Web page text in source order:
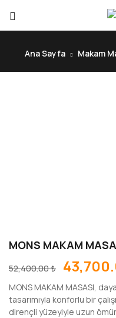
Ana Sayfa Makam
MONS MAKAM
52,400.00₺
MONS MAKAM MASASI,
tasarımıyla konforlu bir
dirençli yüzeyiyle uzun